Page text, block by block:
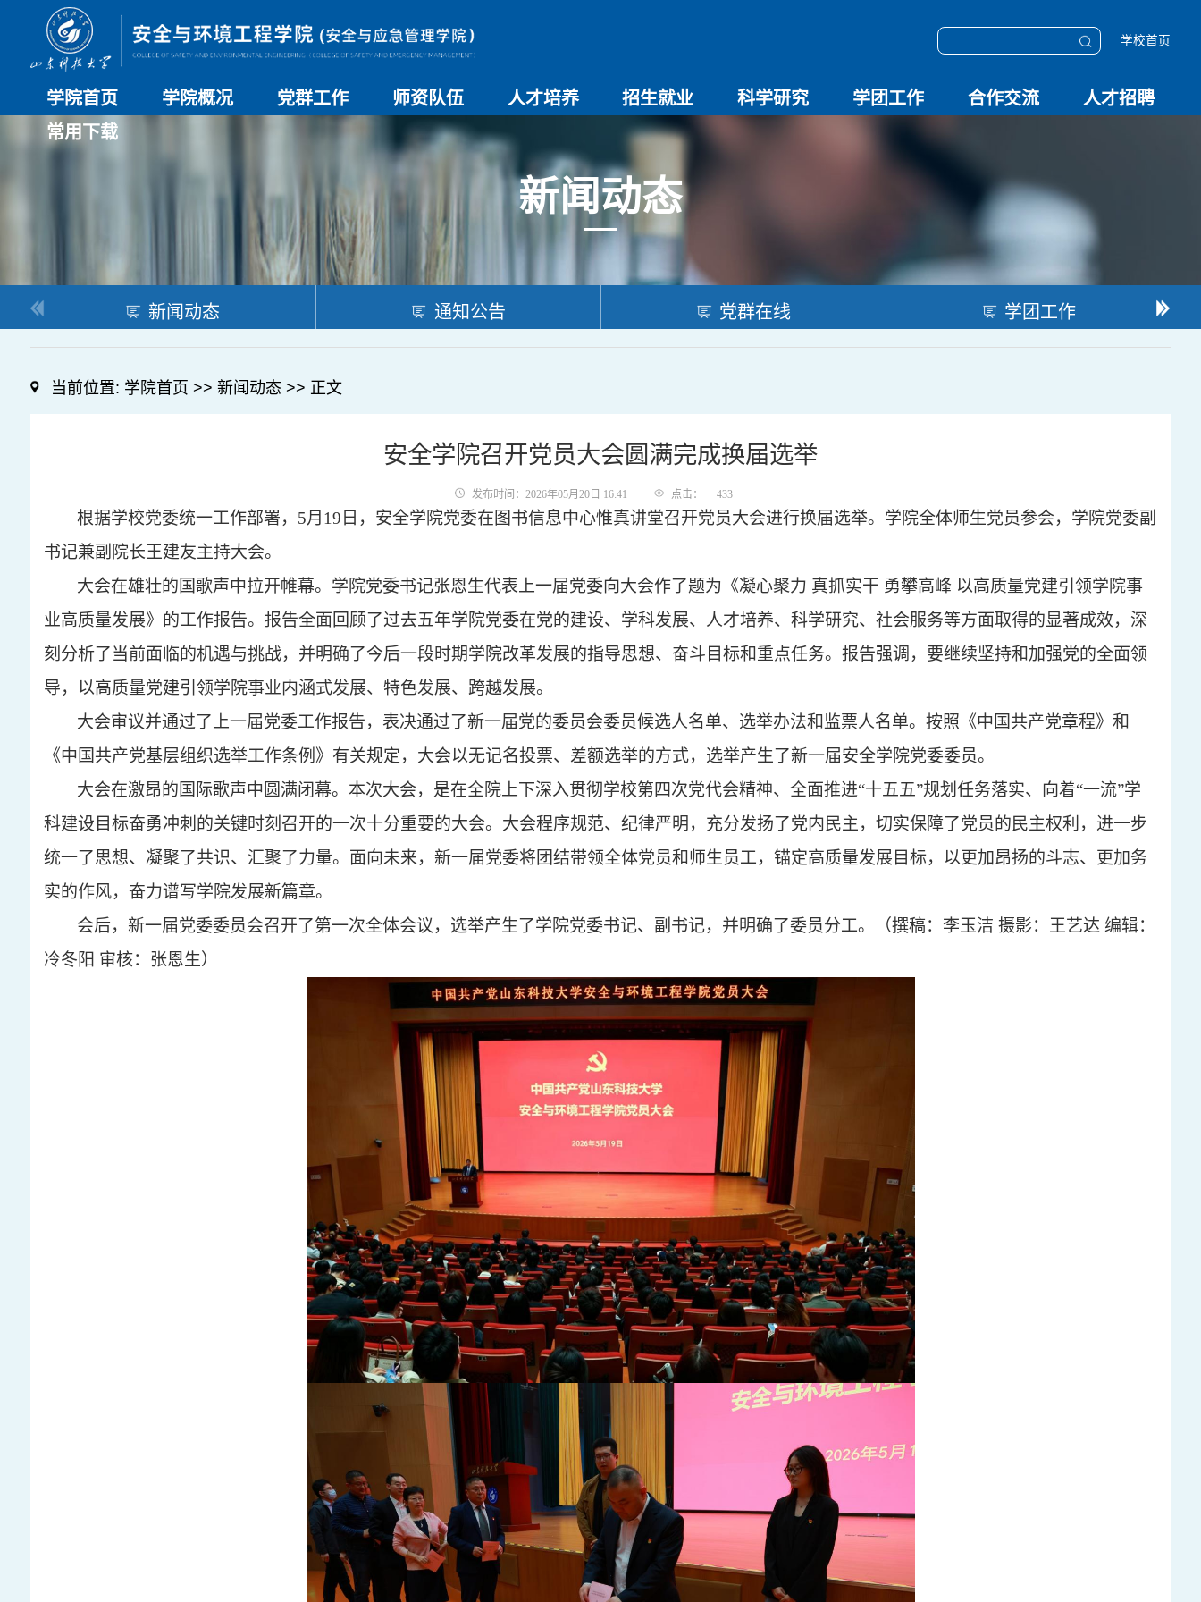
学校首页
学院首页 学院概况 党群工作 师资队伍
师资总览
导师名录
教师简介
人才培养 招生就业
学院招生
院系介绍
就业创业
科学研究 学团工作 合作交流 人才招聘
常用下载
新闻动态
新闻动态 通知公告 党群在线 学团工作
当前位置: 学院首页 >> 新闻动态 >> 正文
安全学院召开党员大会圆满完成换届选举
发布时间：2026年05月20日 16:41 点击： 433
根据学校党委统一工作部署， 5月19日 ，安全学院党委在图书信息中心惟真讲堂召开党员大会进行换届选举。 学院全体师生党员参会， 学院党委副
书记兼副院长王建友主持大会。
大会在雄壮的国歌声中拉开帷幕。学院党委书记张恩生代表上一届党委向大会作了题为《凝心聚力 真抓实干 勇攀高峰 以高质量党建引领学院事
业高质量发展》的工作报告。报告全面回顾了过去五年学院党委在党的建设、学科发展、人才培养、科学研究、社会服务等方面取得的显著成效， 深
刻 分析了当前面临的机遇与挑战，并明确了今后一段时期学院改革发展的指导思想、奋斗目标和重点任务。报告强调，要继续坚持和加强党的全面领
导，以高质量党建引领学院事业内涵式发展、特色发展、跨越发展。
大会审议并通过了上一届党委工作报告， 表决通过了新一届党的委员会委员候选人名单、选举办法和 监票人名单。按照《中国共产党章程》和
《中国共产党基层组织选举工作条例》有关规定，大会以无记名投票、差额选举的方式，选举产生了新一届安全学院党委委员。
大会在激昂的国际歌声中圆满闭幕。 本次大会，是在全院上下深入贯彻学校第四次党代会精神、全面推进“十五五”规划任务落实、向着“一流”学
科建设目标奋勇冲刺的关键时刻召开的一次十分重要的大会。 大会程序规范、纪律严明，充分发扬了党内民主，切实保障了党员的民主权利，进一步
统一了思想、凝聚了共识、汇聚了力量。面向未来，新一届党委将团结带领全体党员和师生员工，锚定高质量发展目标，以更加昂扬的斗志、更加务
实的作风，奋力谱写学院发展新篇章。
会后，新一届党委委员会召开了第一次全体会议，选举产生了学院党委书记、副书记，并明确了委员分工。
（撰稿：李玉洁 摄影：王艺达 编辑：
冷冬阳 审核：张恩生）